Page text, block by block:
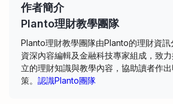
作者簡介
Planto理財教學團隊
Planto理財教學團隊由Planto的理財資訊
資深內容編輯及金融科技專家組成，致
立的理財知識與教學內容，協助讀者作
策。 認識Planto團隊